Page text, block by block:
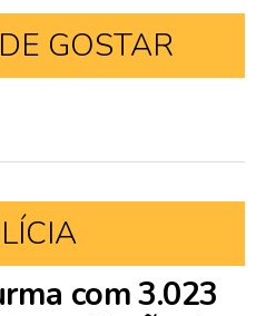
GOSTAR
com 3.023